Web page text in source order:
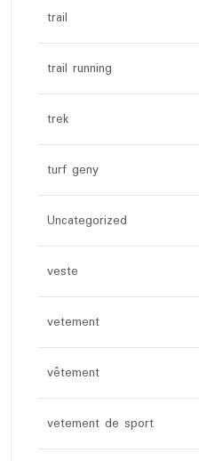
trail
trail running
trek
turf geny
Uncategorized
veste
vetement
vêtement
vetement de sport